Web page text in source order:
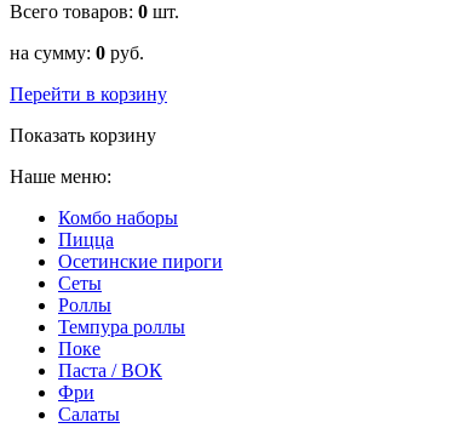
Всего товаров: 0 шт.
на сумму: 0 руб.
Перейти в корзину
Показать корзину
Наше меню:
Комбо наборы
Пицца
Осетинские пироги
Сеты
Роллы
Темпура роллы
Поке
Паста / ВОК
Фри
Салаты